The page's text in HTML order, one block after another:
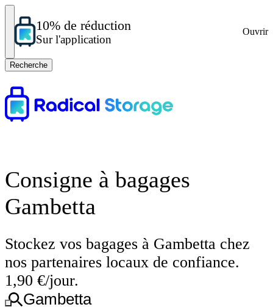
10% de réduction
Sur l'application
Ouvrir
Recherche
Consigne à bagages
Gambetta
Stockez vos bagages à Gambetta chez
nos partenaires locaux de confiance.
1,90 €/jour.
Gambetta